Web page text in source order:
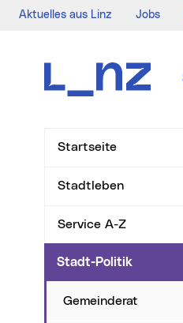
Aktuelles aus Linz Jobs
Startseite
Stadtleben
Service A-Z
Stadt-Politik
Gemeinderat